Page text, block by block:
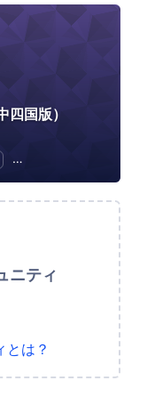
四国版）
地域経済と地域社会
ニティ
とは？